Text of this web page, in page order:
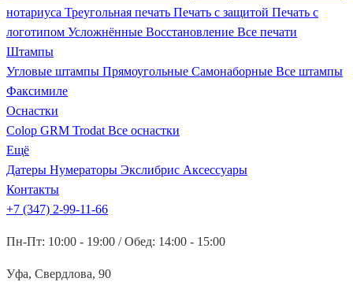
нотариуса Треугольная печать Печать с защитой Печать с
логотипом Усложнённые Восстановление Все печати
Штампы
Угловые штампы Прямоугольные Самонаборные Все штампы
Факсимиле
Оснастки
Colop GRM Trodat Все оснастки
Ещё
Датеры Нумераторы Экслибрис Аксессуары
Контакты
+7 (347) 2-99-11-66
Пн-Пт: 10:00 - 19:00 / Обед: 14:00 - 15:00
Уфа, Свердлова, 90